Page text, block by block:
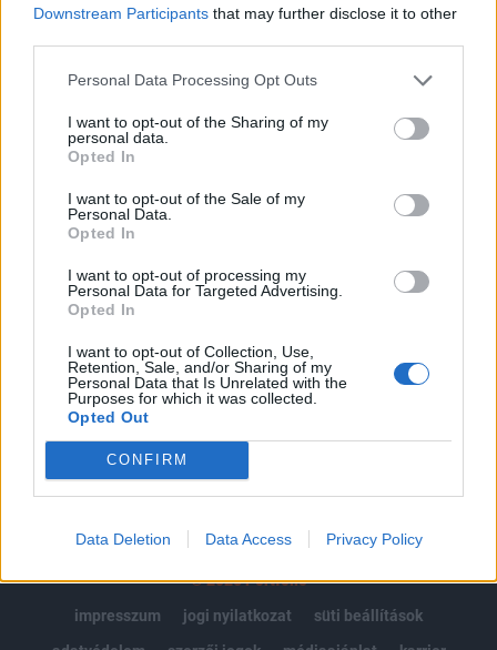
Downstream Participants that may further disclose it to other
Personal Data Processing Opt Outs
I want to opt-out of the Sharing of my
personal data.
Opted In
I want to opt-out of the Sale of my
Personal Data.
Opted In
I want to opt-out of processing my
Personal Data for Targeted Advertising.
Opted In
I want to opt-out of Collection, Use,
Retention, Sale, and/or Sharing of my
Personal Data that Is Unrelated with the
Purposes for which it was collected.
Opted Out
CONFIRM
Data Deletion Data Access Privacy Policy
KEDVES OLVASÓNK!
A keresett cikk a portfolio.hu hírarchívumához
tartozik, melynek olvasása előfizetéses
regisztrációhoz kötött.
Portfolio.hu teljes cikkarchívum
Kötéslisták: BÉT elmúlt 2 év napon belüli
kötéslistái
MÁR ELŐFIZETŐNK VAGY?BEJELENTKEZÉS
© 2026 Portfolio
impresszum
jogi nyilatkozat
süti beállítások